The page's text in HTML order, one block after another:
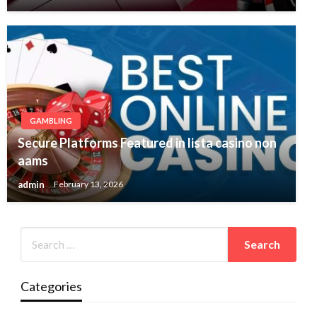
GAMBLING
Secure Platforms Featured in lista casino non
aams
admin February 13, 2026
Categories